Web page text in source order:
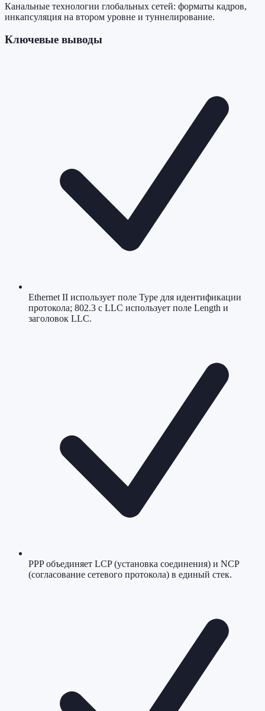
Канальные технологии глобальных сетей: форматы кадров,
инкапсуляция на втором уровне и туннелирование.
Ключевые выводы
Ethernet II использует поле Type для идентификации
протокола; 802.3 с LLC использует поле Length и
заголовок LLC.
PPP объединяет LCP (установка соединения) и NCP
(согласование сетевого протокола) в единый стек.